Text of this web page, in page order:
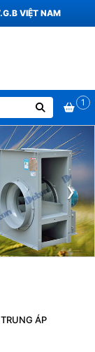
VIỆT NAM
1
›
ÁP